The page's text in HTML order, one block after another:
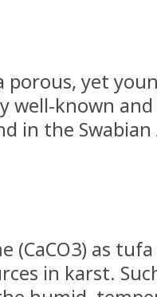
yet
well-known
in the
(CaCO3) as
in karst.